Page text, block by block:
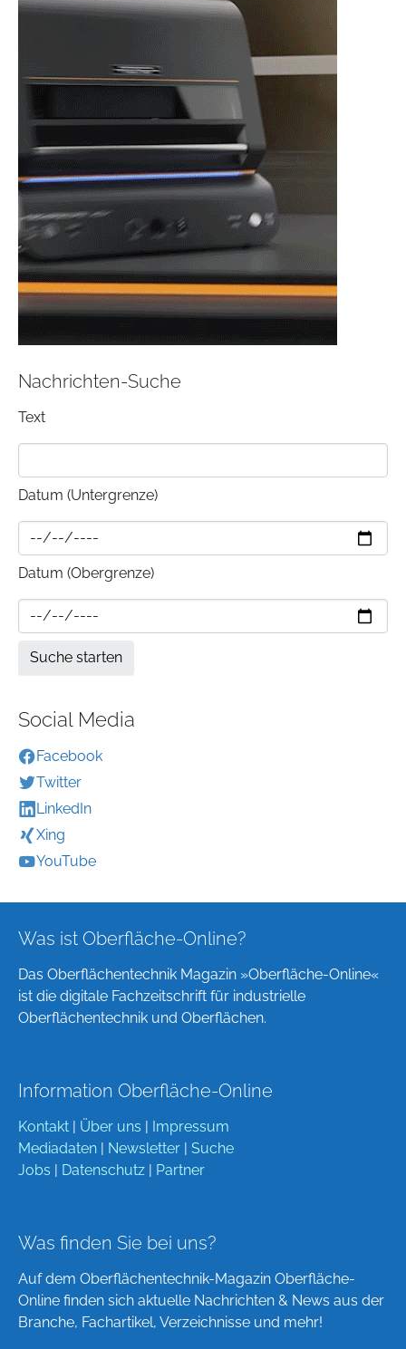
Nachrichten-Suche
Text
Datum (Untergrenze)
Datum (Obergrenze)
Social Media
Facebook
Twitter
LinkedIn
Xing
YouTube
Was ist Oberfläche-Online?
Das Oberflächentechnik Magazin »Oberfläche-Online«
ist die digitale Fachzeitschrift für industrielle
Oberflächentechnik und Oberflächen.
Information Oberfläche-Online
Kontakt Über uns
Impressum
Mediadaten
Newsletter
Suche
Jobs
Datenschutz Partner
Was finden Sie bei uns?
Auf dem Oberflächentechnik-Magazin Oberfläche-
Online finden sich aktuelle Nachrichten & News aus der
Branche, Fachartikel, Verzeichnisse und mehr!